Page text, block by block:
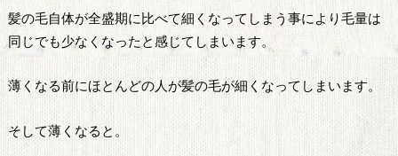
髪の毛自体が全盛期に比べて細くなってしまう事により毛量は
同じでも少なくなったと感じてしまいます。
薄くなる前にほとんどの人が髪の毛が細くなってしまいます。
そして薄くなると。